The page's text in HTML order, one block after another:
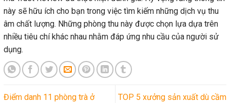
này sẽ hữu ích cho bạn trong việc tìm kiếm những dịch vụ thu
âm chất lượng. Những phòng thu này được chọn lựa dựa trên
nhiều tiêu chí khác nhau nhằm đáp ứng nhu cầu của người sử
dụng.
Điểm danh 11 phòng trà ở
TOP 5 xưởng sản xuất dù cầm